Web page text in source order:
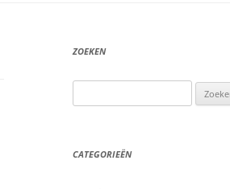
ZOEKEN
naar:
CATEGORIEËN